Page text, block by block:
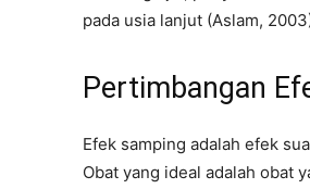
pada usia lanjut (Aslam,
Pertimbangan
Efek samping adalah efek
Obat yang ideal adalah obat